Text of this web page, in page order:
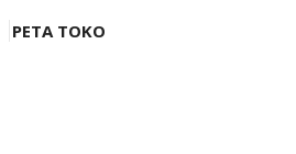
PETA TOKO